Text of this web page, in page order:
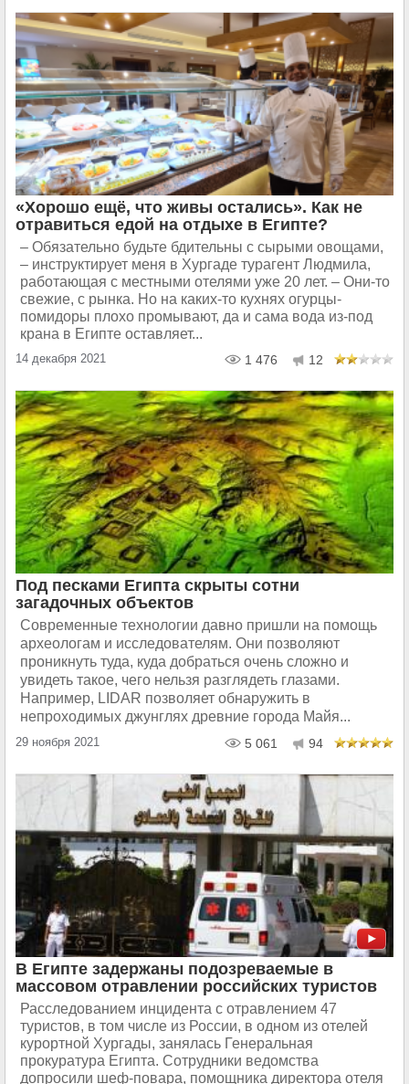
«Хорошо ещё, что живы остались». Как не
отравиться едой на отдыхе в Египте?
– Обязательно будьте бдительны с сырыми овощами,
– инструктирует меня в Хургаде турагент Людмила,
работающая с местными отелями уже 20 лет. – Они-то
свежие, с рынка. Но на каких-то кухнях огурцы-
помидоры плохо промывают, да и сама вода из-под
крана в Египте оставляет...
14 декабря 2021 1 476 12
Под песками Египта скрыты сотни
загадочных объектов
Современные технологии давно пришли на помощь
археологам и исследователям. Они позволяют
проникнуть туда, куда добраться очень сложно и
увидеть такое, чего нельзя разглядеть глазами.
Например, LIDAR позволяет обнаружить в
непроходимых джунглях древние города Майя...
29 ноября 2021 5 061 94
В Египте задержаны подозреваемые в
массовом отравлении российских туристов
Расследованием инцидента с отравлением 47
туристов, в том числе из России, в одном из отелей
курортной Хургады, занялась Генеральная
прокуратура Египта. Сотрудники ведомства
допросили шеф-повара, помощника директора отеля